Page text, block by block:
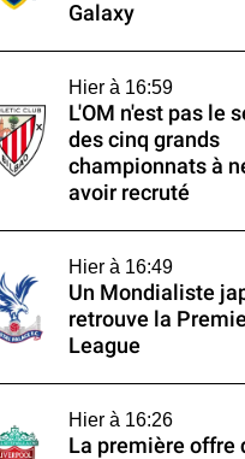
Galaxy
Hier à 16:59
L'OM n'est pas le
des cinq grands
championnats à
avoir recruté
Hier à 16:49
Un Mondialiste
retrouve la
League
Hier à 16:26
La première offre